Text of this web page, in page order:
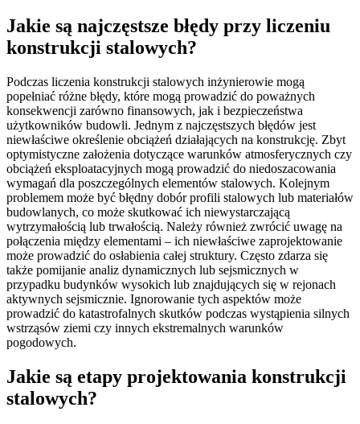
Jakie są najczęstsze błędy przy liczeniu
konstrukcji stalowych?
Podczas liczenia konstrukcji stalowych inżynierowie mogą
popełniać różne błędy, które mogą prowadzić do poważnych
konsekwencji zarówno finansowych, jak i bezpieczeństwa
użytkowników budowli. Jednym z najczęstszych błędów jest
niewłaściwe określenie obciążeń działających na konstrukcję. Zbyt
optymistyczne założenia dotyczące warunków atmosferycznych czy
obciążeń eksploatacyjnych mogą prowadzić do niedoszacowania
wymagań dla poszczególnych elementów stalowych. Kolejnym
problemem może być błędny dobór profili stalowych lub materiałów
budowlanych, co może skutkować ich niewystarczającą
wytrzymałością lub trwałością. Należy również zwrócić uwagę na
połączenia między elementami – ich niewłaściwe zaprojektowanie
może prowadzić do osłabienia całej struktury. Często zdarza się
także pomijanie analiz dynamicznych lub sejsmicznych w
przypadku budynków wysokich lub znajdujących się w rejonach
aktywnych sejsmicznie. Ignorowanie tych aspektów może
prowadzić do katastrofalnych skutków podczas wystąpienia silnych
wstrząsów ziemi czy innych ekstremalnych warunków
pogodowych.
Jakie są etapy projektowania konstrukcji
stalowych?